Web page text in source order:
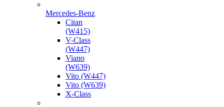
Mercedes-Benz
Citan
(W415)
V-Class
(W447)
Viano
(W639)
Vito (W447)
Vito (W639)
X-Class